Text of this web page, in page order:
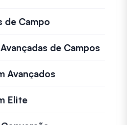
de Campo
de Campos
Avançados
Elite